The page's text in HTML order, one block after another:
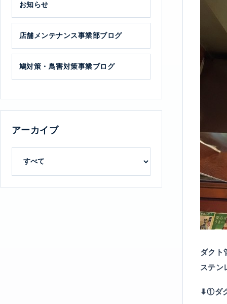
お知らせ
店舗メンテナンス事業部ブログ
鳩対策・鳥害対策事業ブログ
アーカイブ
ダクト
ステン
⬇︎①ダ